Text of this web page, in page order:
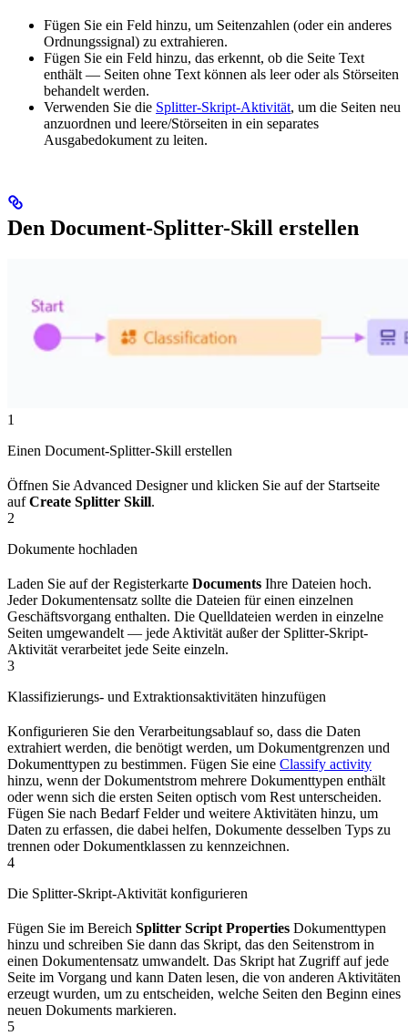
Fügen Sie ein Feld hinzu, um Seitenzahlen (oder ein anderes
Ordnungssignal) zu extrahieren.
Fügen Sie ein Feld hinzu, das erkennt, ob die Seite Text
enthält — Seiten ohne Text können als leer oder als Störseiten
behandelt werden.
Verwenden Sie die Splitter-Skript-Aktivität, um die Seiten neu
anzuordnen und leere/Störseiten in ein separates
Ausgabedokument zu leiten.
Den Document-Splitter-Skill erstellen
1
Einen Document-Splitter-Skill erstellen
Öffnen Sie Advanced Designer und klicken Sie auf der Startseite
aufCreate Splitter Skill.
2
Dokumente hochladen
Laden Sie auf der Registerkarte Documents Ihre Dateien hoch.
Jeder Dokumentensatz sollte die Dateien für einen einzelnen
Geschäftsvorgang enthalten. Die Quelldateien werden in einzelne
Seiten umgewandelt — jede Aktivität außer der Splitter-Skript-
Aktivität verarbeitet jede Seite einzeln.
3
Klassifizierungs- und Extraktionsaktivitäten hinzufügen
Konfigurieren Sie den Verarbeitungsablauf so, dass die Daten
extrahiert werden, die benötigt werden, um Dokumentgrenzen und
Dokumenttypen zu bestimmen. Fügen Sie eine Classify activity
hinzu, wenn der Dokumentstrom mehrere Dokumenttypen enthält
oder wenn sich die ersten Seiten optisch vom Rest unterscheiden.
Fügen Sie nach Bedarf Felder und weitere Aktivitäten hinzu, um
Daten zu erfassen, die dabei helfen, Dokumente desselben Typs zu
trennen oder Dokumentklassen zu kennzeichnen.
4
Die Splitter-Skript-Aktivität konfigurieren
Fügen Sie im Bereich Splitter Script Properties Dokumenttypen
hinzu und schreiben Sie dann das Skript, das den Seitenstrom in
einen Dokumentensatz umwandelt. Das Skript hat Zugriff auf jede
Seite im Vorgang und kann Daten lesen, die von anderen Aktivitäten
erzeugt wurden, um zu entscheiden, welche Seiten den Beginn eines
neuen Dokuments markieren.
5